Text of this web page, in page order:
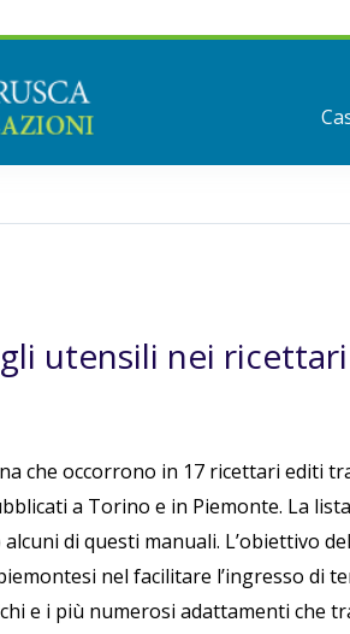
utensili nei
che occorrono in 17 ricettari editi
a Torino e in Piemonte. La
di questi manuali. L’obiettivo
nel facilitare l’ingresso di
e i più numerosi adattamenti che